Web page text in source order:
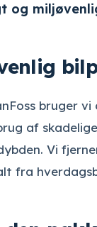
og
bruger
af
Vi
fra